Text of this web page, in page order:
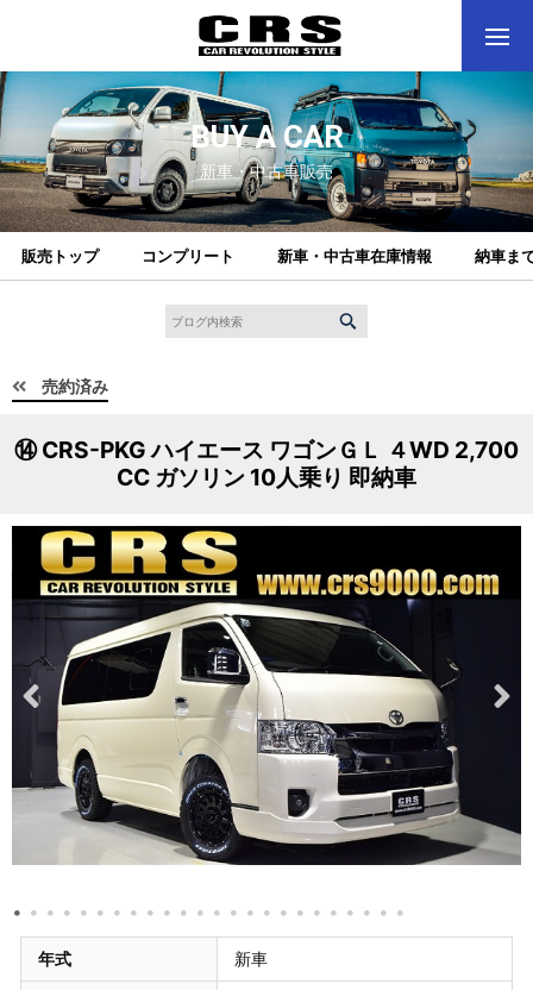
BUY A CAR
新車・中古車販売
販売トップ コンプリート 新車・中古車在庫情報 納車ま
売約済み
⑭ CRS-PKG ハイエース ワゴンＧＬ ４WD 2,700
CC ガソリン 10人乗り 即納車
年式 新車